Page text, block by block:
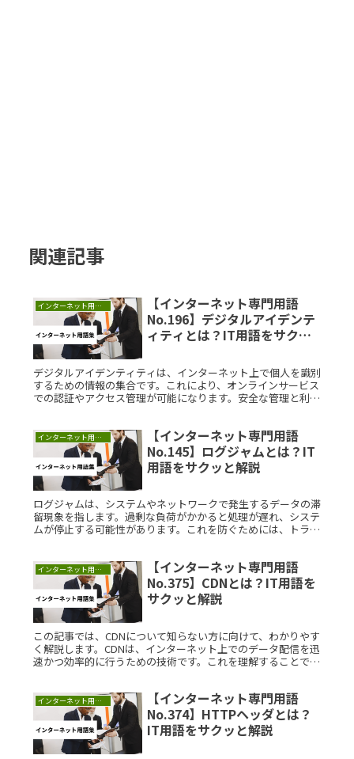
関連記事
インターネット用語集
【インターネット専門用語
No.196】デジタルアイデンテ
ィティとは？IT用語をサクッ
デジタルアイデンティティは、インターネット上で個人を識別
するための情報の集合です。これにより、オンラインサービス
での認証やアクセス管理が可能になります。安全な管理と利用
インターネット用語集
【インターネット専門用語
No.145】ログジャムとは？IT
用語をサクッと解説
ログジャムは、システムやネットワークで発生するデータの滞
留現象を指します。過剰な負荷がかかると処理が遅れ、システ
ムが停止する可能性があります。これを防ぐためには、トラフ
インターネット用語集
【インターネット専門用語
No.375】CDNとは？IT用語を
サクッと解説
この記事では、CDNについて知らない方に向けて、わかりやす
く解説します。CDNは、インターネット上でのデータ配信を迅
速かつ効率的に行うための技術です。これを理解することで、
インターネット用語集
【インターネット専門用語
No.374】HTTPヘッダとは？
IT用語をサクッと解説